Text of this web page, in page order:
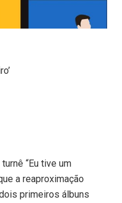
“Eu tive um
a reaproximação
primeiros álbuns